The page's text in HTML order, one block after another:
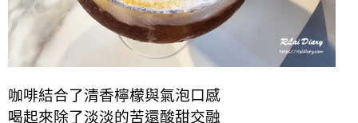
咖啡結合了清香檸檬與氣泡口感
喝起來除了淡淡的苦還酸甜交融